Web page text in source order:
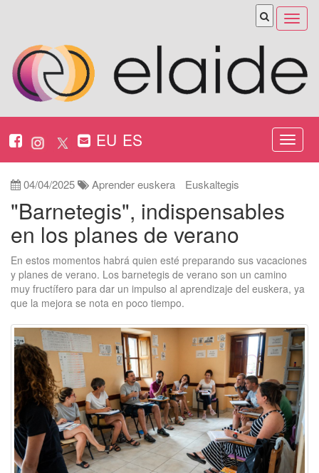
Abrir
menú
EU ES
ireki
04/04/2025 Aprender euskera Euskaltegis
"Barnetegis", indispensables
en los planes de verano
En estos momentos habrá quien esté preparando sus vacaciones
y planes de verano. Los barnetegis de verano son un camino
muy fructífero para dar un impulso al aprendizaje del euskera, ya
que la mejora se nota en poco tiempo.